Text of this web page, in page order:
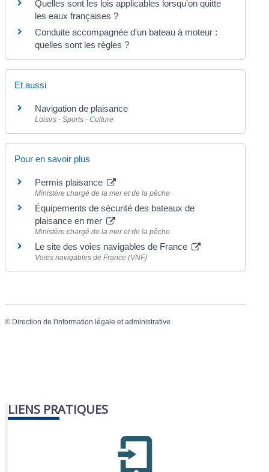
Quelles sont les lois applicables lorsqu'on quitte
les eaux françaises ?
Conduite accompagnée d'un bateau à moteur :
quelles sont les règles ?
Et aussi
Navigation de plaisance
Loisirs - Sports - Culture
Pour en savoir plus
Permis plaisance
Ministère chargé de la mer et de la pêche
Équipements de sécurité des bateaux de
plaisance en mer
Ministère chargé de la mer et de la pêche
Le site des voies navigables de France
Voies navigables de France (VNF)
© Direction de l'information légale et administrative
LIENS PRATIQUES